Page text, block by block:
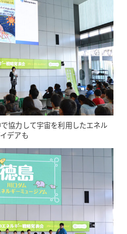
協力して宇宙を利用したエネル
デアも